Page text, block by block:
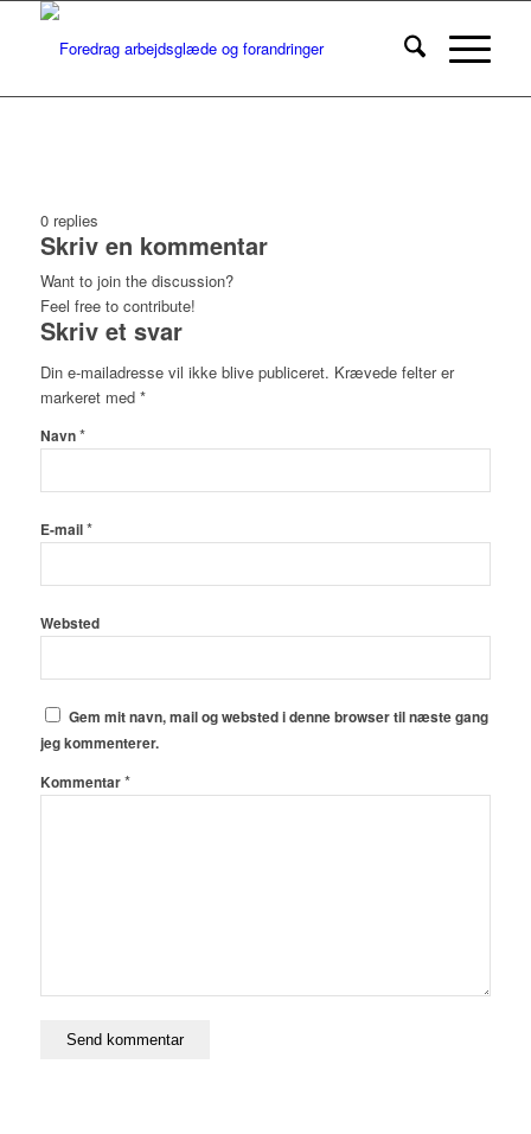
0 replies
Skriv en kommentar
Want to join the discussion?
Feel free to contribute!
Skriv et svar
Din e-mailadresse vil ikke blive publiceret. Krævede felter er
markeret med *
Navn*
E-mail*
Websted
Gem mit navn, mail og websted i denne browser til næste gang
jeg kommenterer.
Kommentar*